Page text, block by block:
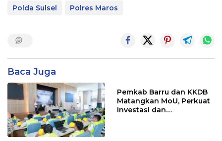
Polda Sulsel Polres Maros
Baca Juga
Pemkab Barru dan KKDB
Matangkan MoU, Perkuat
Investasi dan